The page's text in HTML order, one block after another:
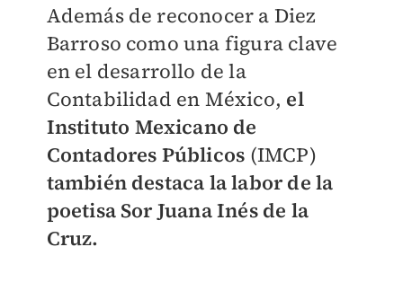
Además de reconocer a Diez
Barroso como una figura clave
en el desarrollo de la
Contabilidad en México, el
Instituto Mexicano de
Contadores Públicos (IMCP)
también destaca la labor de la
poetisa Sor Juana Inés de la
Cruz.